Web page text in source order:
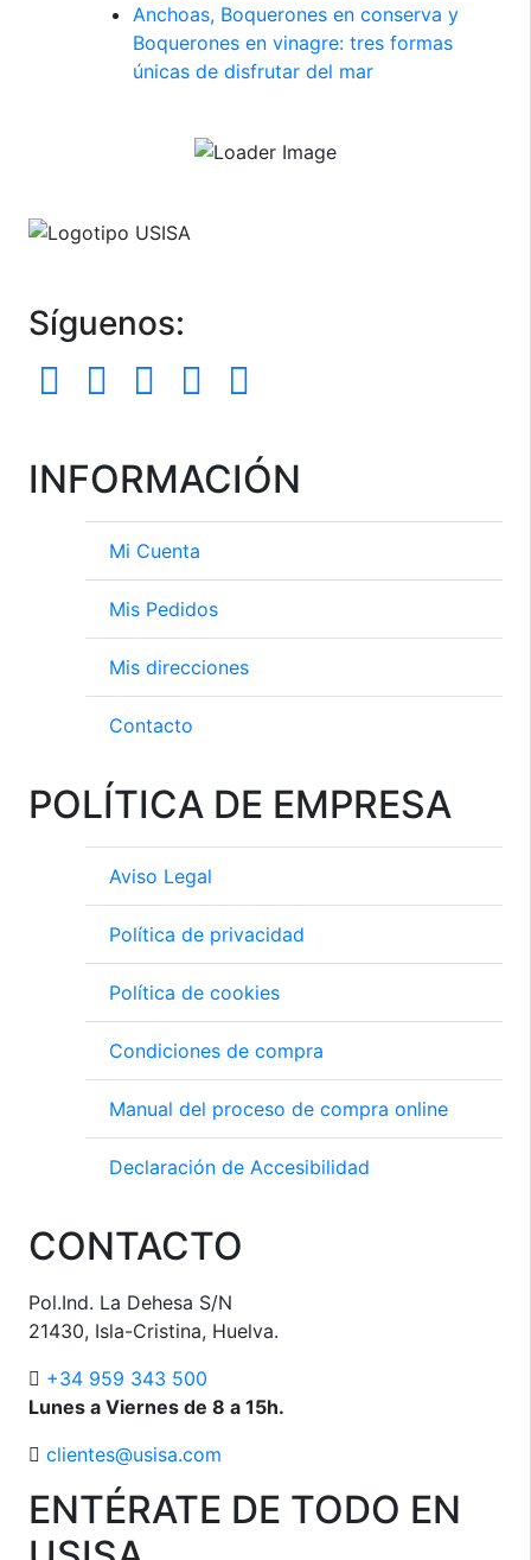
Anchoas, Boquerones en conserva y
Boquerones en vinagre: tres formas
únicas de disfrutar del mar
Síguenos:
INFORMACIÓN
Mi Cuenta
Mis Pedidos
Mis direcciones
Contacto
POLÍTICA DE EMPRESA
Aviso Legal
Política de privacidad
Política de cookies
Condiciones de compra
Manual del proceso de compra online
Declaración de Accesibilidad
CONTACTO
Pol.Ind. La Dehesa S/N
21430, Isla-Cristina, Huelva.
+34 959 343 500
Lunes a Viernes de 8 a 15h.
clientes@usisa.com
ENTÉRATE DE TODO EN